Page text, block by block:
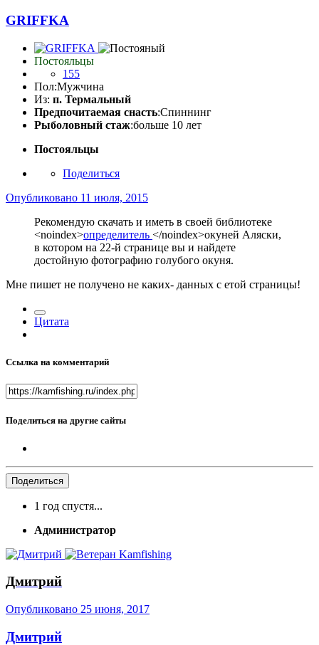
GRIFFKA
Постояльцы
155
Пол:Мужчина
Из: п. Термальный
Предпочитаемая снасть:Спиннинг
Рыболовный стаж:больше 10 лет
Постояльцы
Поделиться
Опубликовано 11 июля, 2015
Рекомендую скачать и иметь в своей библиотеке
<noindex>определитель </noindex>окуней Аляски,
в котором на 22-й странице вы и найдете
достойную фотографию голубого окуня.
Мне пишет не получено не каких- данных с етой страницы!
Цитата
Ссылка на комментарий
Поделиться на другие сайты
Поделиться
1 год спустя...
Администратор
Дмитрий
Опубликовано 25 июня, 2017
Дмитрий